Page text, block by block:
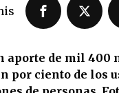
aporte de mil
por ciento de los